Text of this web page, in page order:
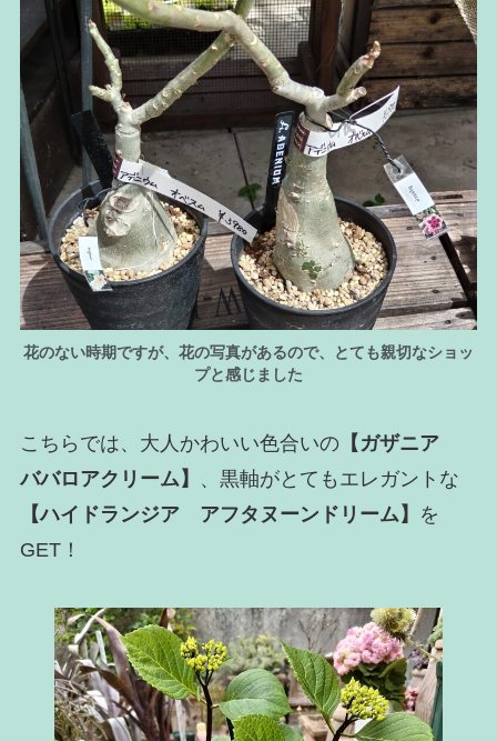
花のない時期ですが、花の写真があるので、とても親切なショッ
プと感じました
こちらでは、大人かわいい色合いの【ガザニア
ババロアクリーム】
、黒軸がとてもエレガントな
【ハイドランジア アフタヌーンドリーム】
を
GET！